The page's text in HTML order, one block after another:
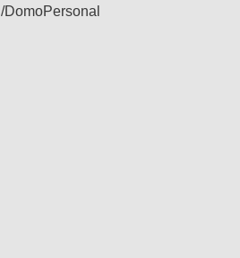
/DomoPersonal